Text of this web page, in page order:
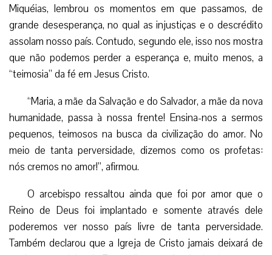
Miquéias, lembrou os momentos em que passamos, de
grande desesperança, no qual as injustiças e o descrédito
assolam nosso país. Contudo, segundo ele, isso nos mostra
que não podemos perder a esperança e, muito menos, a
“teimosia” da fé em Jesus Cristo.
“Maria, a mãe da Salvação e do Salvador, a mãe da nova
humanidade, passa à nossa frente! Ensina-nos a sermos
pequenos, teimosos na busca da civilização do amor. No
meio de tanta perversidade, dizemos como os profetas:
nós cremos no amor!”, afirmou.
O arcebispo ressaltou ainda que foi por amor que o
Reino de Deus foi implantado e somente através dele
poderemos ver nosso país livre de tanta perversidade.
Também declarou que a Igreja de Cristo jamais deixará de